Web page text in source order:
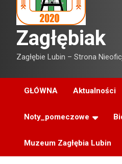
Zagłębiak
Zagłębie Lubin – Strona
GŁÓWNA Aktualności
Noty_pomeczowe
Muzeum Zagłębia Lubin